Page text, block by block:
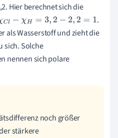
Hier berechnet sich die
Cl− χH =3,2 −2, 2=1
.
als Wasserstoff und zieht die
sich. Solche
nennen sich polare
noch größer
stärkere